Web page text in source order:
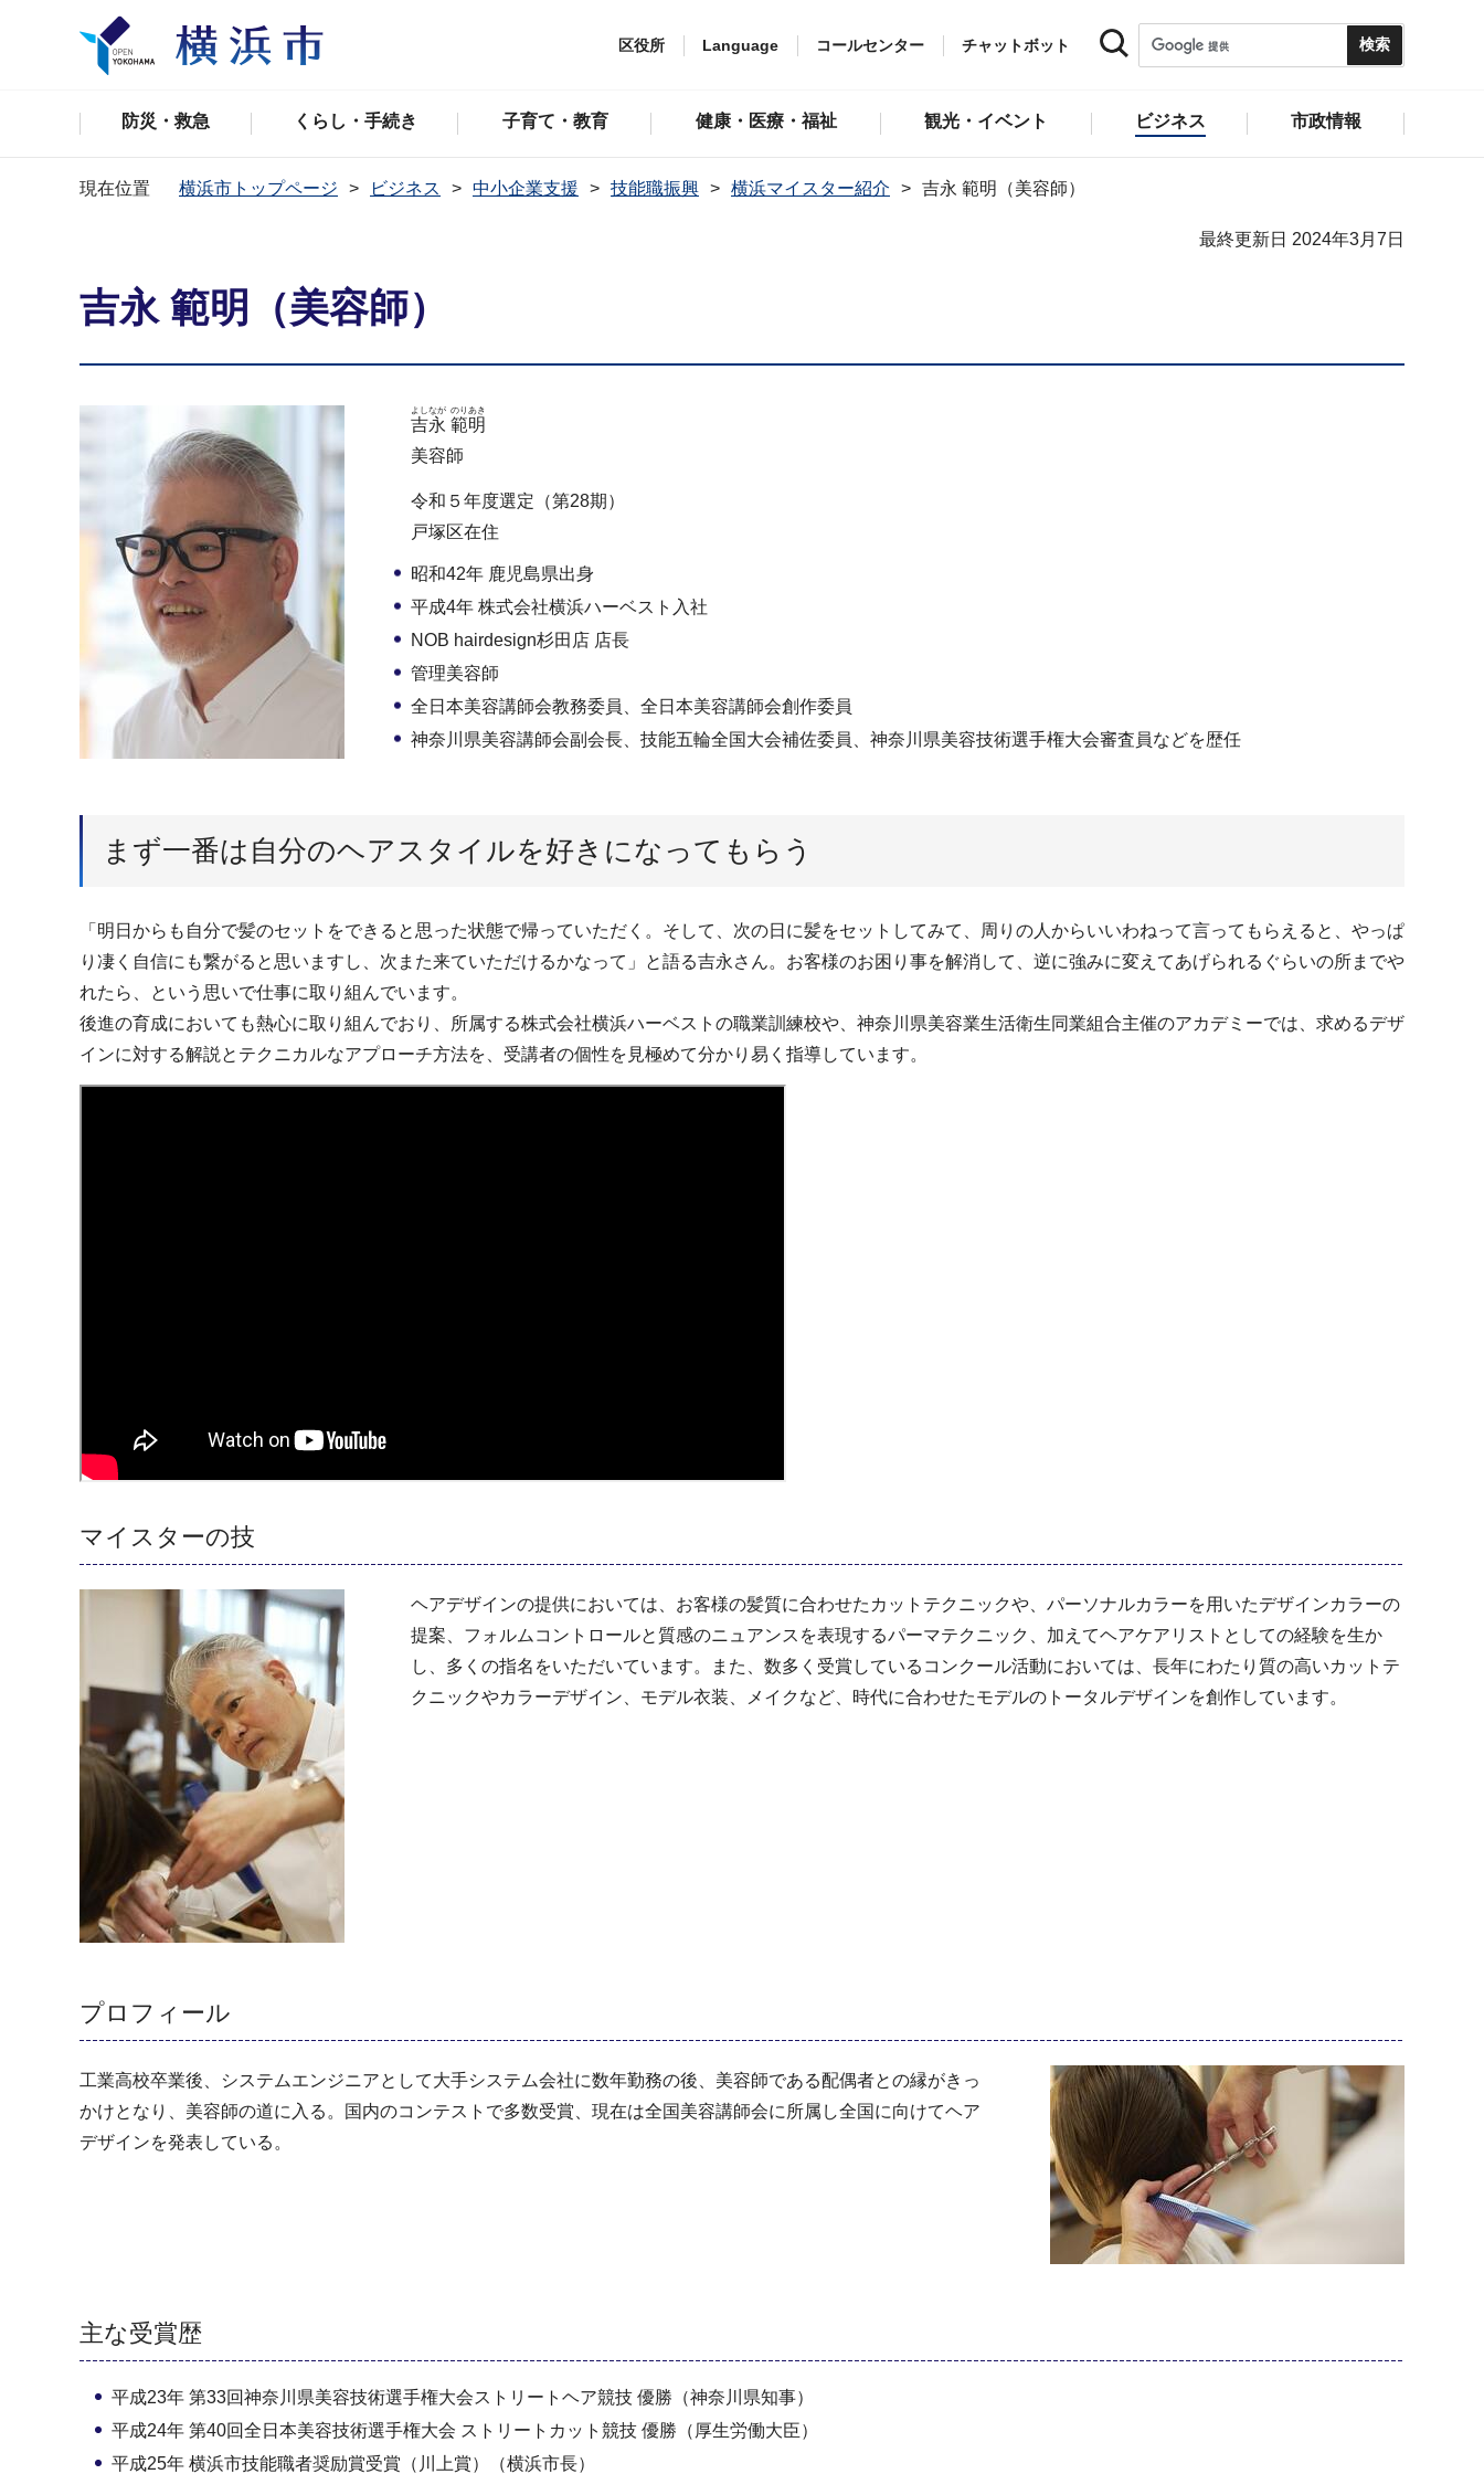
区役所 Language コールセンター チャットボット
防災・救急 くらし・手続き 子育て・教育 健康・医療・福祉 観光・イベント ビジネス 市政情報
現在位置 横浜市トップページ ビジネス 中小企業支援 技能職振興 横浜マイスター紹介 吉永 範明（美容師）
最終更新日 2024年3月7日
吉永 範明（美容師）
吉永
よしなが
範明
のりあき
美容師
令和５年度選定（第28期）
戸塚区在住
昭和42年 鹿児島県出身
平成4年 株式会社横浜ハーベスト入社
NOB hairdesign杉田店 店長
管理美容師
全日本美容講師会教務委員、全日本美容講師会創作委員
神奈川県美容講師会副会長、技能五輪全国大会補佐委員、神奈川県美容技術選手権大会審査員などを歴任
まず一番は自分のヘアスタイルを好きになってもらう
「明日からも自分で髪のセットをできると思った状態で帰っていただく。そして、次の日に髪をセットしてみて、周りの人からいいわねって言ってもらえると、やっぱ
り凄く自信にも繋がると思いますし、次また来ていただけるかなって」と語る吉永さん。お客様のお困り事を解消して、逆に強みに変えてあげられるぐらいの所までや
れたら、という思いで仕事に取り組んでいます。
後進の育成においても熱心に取り組んでおり、所属する株式会社横浜ハーベストの職業訓練校や、神奈川県美容業生活衛生同業組合主催のアカデミーでは、求めるデザ
インに対する解説とテクニカルなアプローチ方法を、受講者の個性を見極めて分かり易く指導しています。
マイスターの技
ヘアデザインの提供においては、お客様の髪質に合わせたカットテクニックや、パーソナルカラーを用いたデザインカラーの
提案、フォルムコントロールと質感のニュアンスを表現するパーマテクニック、加えてヘアケアリストとしての経験を生か
し、多くの指名をいただいています。また、数多く受賞しているコンクール活動においては、長年にわたり質の高いカットテ
クニックやカラーデザイン、モデル衣装、メイクなど、時代に合わせたモデルのトータルデザインを創作しています。
プロフィール
工業高校卒業後、システムエンジニアとして大手システム会社に数年勤務の後、美容師である配偶者との縁がきっ
かけとなり、美容師の道に入る。国内のコンテストで多数受賞、現在は全国美容講師会に所属し全国に向けてヘア
デザインを発表している。
主な受賞歴
平成23年 第33回神奈川県美容技術選手権大会ストリートヘア競技 優勝（神奈川県知事）
平成24年 第40回全日本美容技術選手権大会 ストリートカット競技 優勝（厚生労働大臣）
平成25年 横浜市技能職者奨励賞受賞（川上賞）（横浜市長）